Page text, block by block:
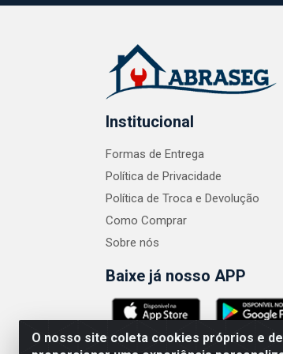
O nosso site coleta cookies próprios e
Institucional
Formas de Entrega
Política de Privacidade
Política de Troca e Devolução
Como Comprar
Sobre nós
Baixe já nosso APP